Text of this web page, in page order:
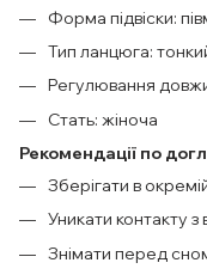
Форма підвіски:
Тип ланцюга:
Регулювання
Стать: жіноча
Рекомендації по
Зберігати в
Уникати контакту
Знімати перед